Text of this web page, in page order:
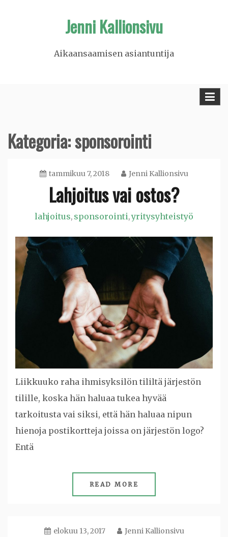
Jenni Kallionsivu
Aikaansaamisen asiantuntija
Kategoria: sponsorointi
tammikuu 7, 2018 Jenni Kallionsivu
Lahjoitus vai ostos?
lahjoitus, sponsorointi,yritysyhteistyö
Liikkuuko raha ihmisyksilön tililtä järjestön
tilille, koska hän haluaa tukea hyvää
tarkoitusta vai siksi, että hän haluaa nipun
hienoja postikortteja joissa on järjestön logo?
Entä
READ MORE
elokuu 13, 2017 Jenni Kallionsivu